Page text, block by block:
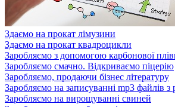
Здаємо на прокат лімузини
Здаємо на прокат квадроцикли
Заробляємо з допомогою карбонової
Заробляємо смачно. Відкриваємо піцерію
Заробляємо, продаючи бізнес літературу
Заробляємо на записуванні mp3 файлів з
Заробляємо на вирощуванні свиней